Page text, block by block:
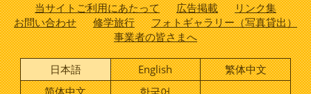
当サイトご利用にあたって 広告掲載
リンク集
お問い合わせ
修学旅行
フォトギャラリー（写真貸出）
事業者の皆さまへ
日本語 English
繁体中文
简体中文
한국어